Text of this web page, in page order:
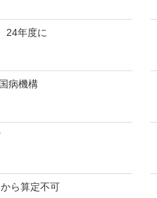
24年度に
病機構
ら算定不可